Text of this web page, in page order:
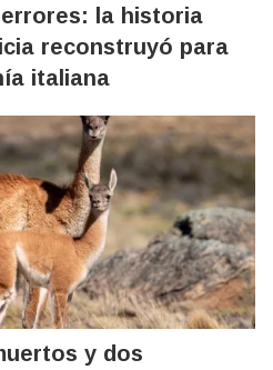
la historia
reconstruyó para
italiana
y dos